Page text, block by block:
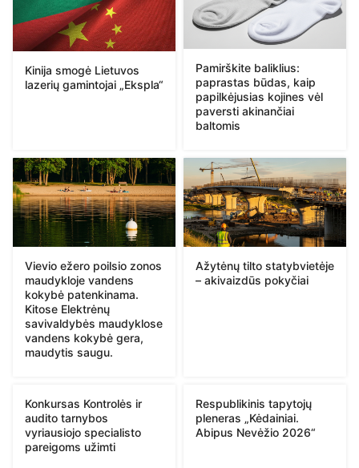
Kinija smogė Lietuvos
lazerių gamintojai „Ekspla“
Pamirškite baliklius:
paprastas būdas, kaip
papilkėjusias kojines vėl
paversti akinančiai
baltomis
Vievio ežero poilsio zonos
maudykloje vandens
kokybė patenkinama.
Kitose Elektrėnų
savivaldybės maudyklose
vandens kokybė gera,
maudytis saugu.
Ažytėnų tilto statybvietėje
– akivaizdūs pokyčiai
Konkursas Kontrolės ir
audito tarnybos
vyriausiojo specialisto
pareigoms užimti
Respublikinis tapytojų
pleneras „Kėdainiai.
Abipus Nevėžio 2026“